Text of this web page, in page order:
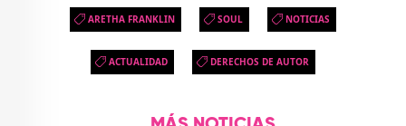
ARETHA FRANKLIN SOUL NOTICIAS
ACTUALIDAD DERECHOS DE AUTOR